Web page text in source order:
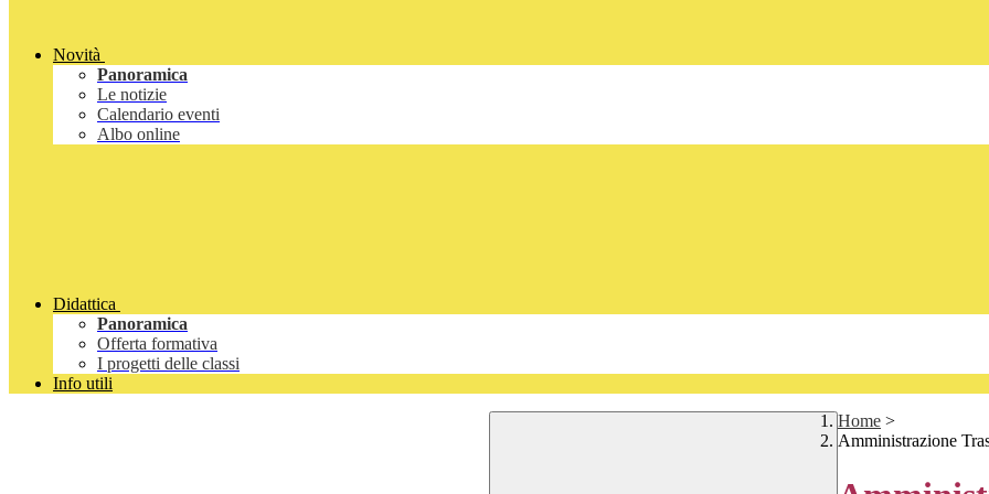
Novità
Panoramica
Le notizie
Calendario eventi
Albo online
Didattica
Panoramica
Offerta formativa
I progetti delle classi
Info utili
Home >
Amministrazione